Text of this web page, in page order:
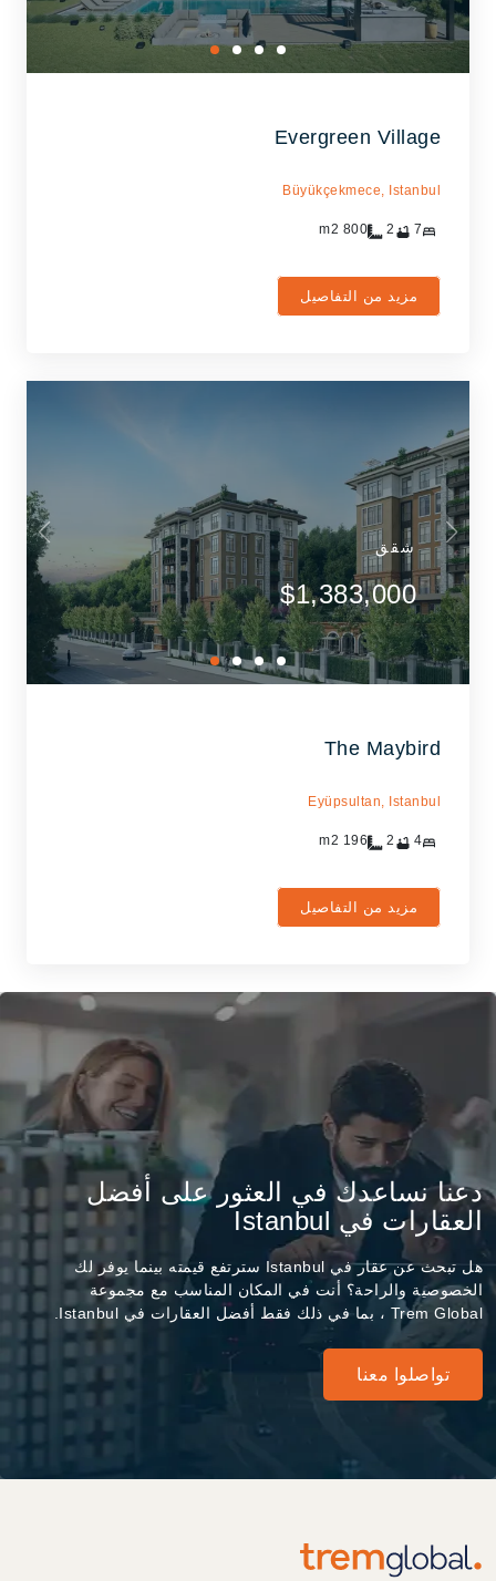
Evergreen Village
Büyükçekmece, Istanbul
7
2
800
مزيد من التفاصيل
شقق
$1,383,000
The Maybird
Eyüpsultan, Istanbul
4
2
196
مزيد من التفاصيل
دعنا نساعدك في العثور على أفضل
العقارات في Istanbul
هل تبحث عن عقار في Istanbul سترتفع قيمته بينما يوفر لك
الخصوصية والراحة؟ أنت في المكان المناسب مع مجموعة
Trem Global ، بما في ذلك فقط أفضل العقارات في Istanbul.
تواصلوا معنا